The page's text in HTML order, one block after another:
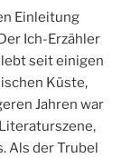
Einleitung
Ich-Erzähler
seit einigen
Küste,
Jahren war
Als der Trubel